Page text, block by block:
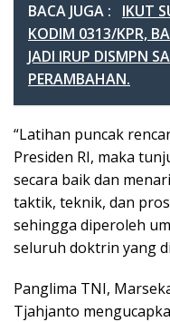
BACA JUGA :
IKUT
KODIM 0313/KPR,
JADI IRUP DISMPN
PERAMBAHAN.
“Latihan puncak
Presiden RI, maka
secara baik dan
taktik, teknik, dan
sehingga diperoleh
seluruh doktrin yang
Panglima TNI,
Tjahjanto